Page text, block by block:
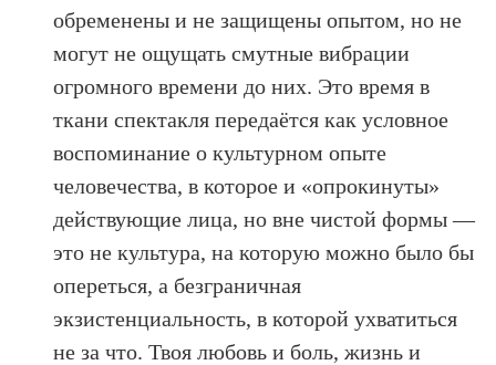
обременены и не защищены опытом, но не
могут не ощущать смутные вибрации
огромного времени до них. Это время в
ткани спектакля передаётся как условное
воспоминание о культурном опыте
человечества, в которое и «опрокинуты»
действующие лица, но вне чистой формы —
это не культура, на которую можно было бы
опереться, а безграничная
экзистенциальность, в которой ухватиться
не за что. Твоя любовь и боль, жизнь и